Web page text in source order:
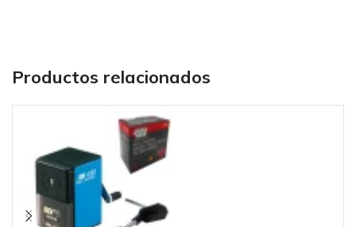
Productos relacionados